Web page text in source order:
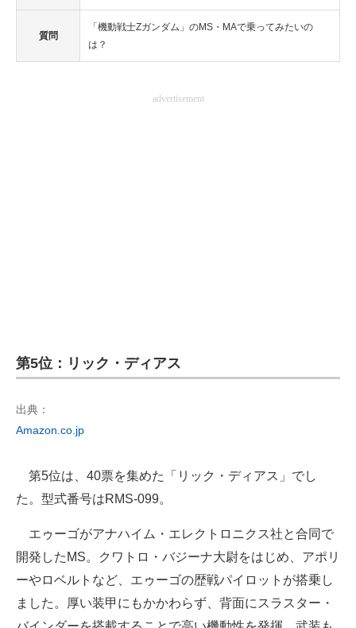
質問
「機動戦士Zガンダム」のMS・MAで乗ってみたいの
は？
advertisement
第5位：リック・ディアス
出典：
Amazon.co.jp
第5位は、40票を集めた「リック・ディアス」でし
た。型式番号はRMS-099。
エゥーゴがアナハイム・エレクトロニクス社と合同で
開発したMS。クワトロ・バジーナ大尉をはじめ、アポリ
ーやロベルトなど、エゥーゴの歴戦パイロットが搭乗し
ました。厚い装甲にもかかわらず、背面にスラスター・